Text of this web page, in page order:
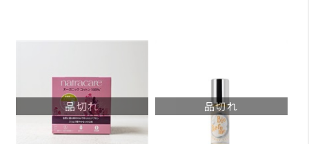
品切れ 品切れ